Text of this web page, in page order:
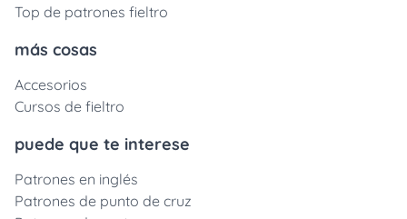
Top de patrones fieltro
más cosas
Accesorios
Cursos de fieltro
puede que te interese
Patrones en inglés
Patrones de punto de cruz